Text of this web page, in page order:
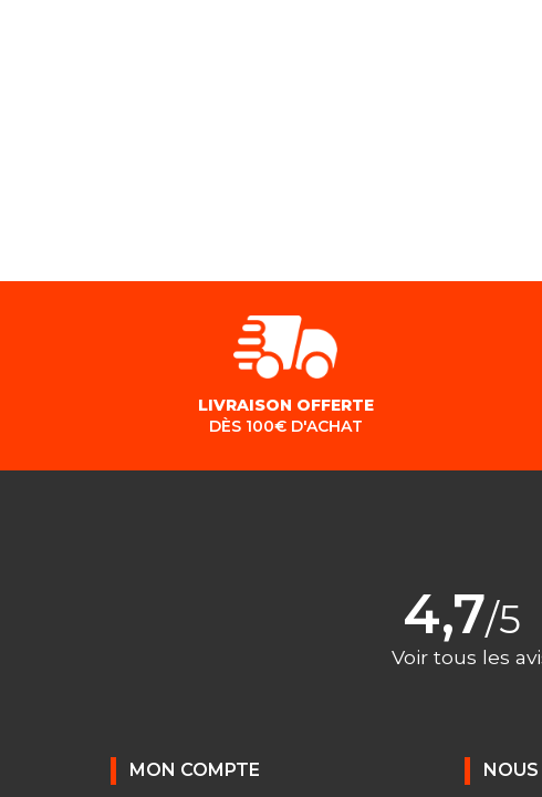
LIVRAISON OFFERTE
DÈS 100€ D'ACHAT
4,7/5
Voir tous les
MON COMPTE